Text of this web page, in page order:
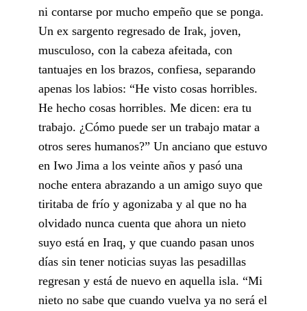
ni contarse por mucho empeño que se ponga.
Un ex sargento regresado de Irak, joven,
musculoso, con la cabeza afeitada, con
tantuajes en los brazos, confiesa, separando
apenas los labios: “He visto cosas horribles.
He hecho cosas horribles. Me dicen: era tu
trabajo. ¿Cómo puede ser un trabajo matar a
otros seres humanos?” Un anciano que estuvo
en Iwo Jima a los veinte años y pasó una
noche entera abrazando a un amigo suyo que
tiritaba de frío y agonizaba y al que no ha
olvidado nunca cuenta que ahora un nieto
suyo está en Iraq, y que cuando pasan unos
días sin tener noticias suyas las pesadillas
regresan y está de nuevo en aquella isla. “Mi
nieto no sabe que cuando vuelva ya no será el